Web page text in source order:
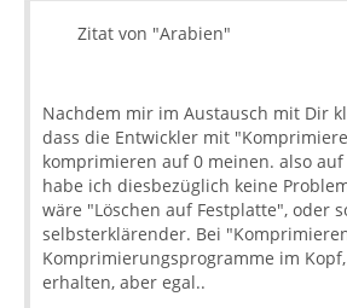
Zitat von "Arabien"
Nachdem mir im Austausch mit Dir
dass die Entwickler mit
komprimieren auf 0 meinen. also
habe ich diesbezüglich keine
wäre "Löschen auf Festplatte", oder
selbsterklärender. Bei
Komprimierungsprogramme im
erhalten, aber egal..